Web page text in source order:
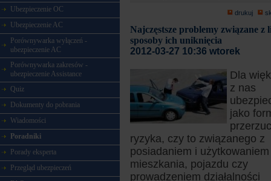
Ubezpieczenie OC
Ubezpieczenie AC
Porównywarka wyłączeń -
ubezpieczenie AC
Porównywarka zakresów -
ubezpieczenie Assistance
Quiz
Dokumenty do pobrania
Wiadomości
Poradniki
Porady eksperta
Przegląd ubezpieczeń
drukuj
Najczęstsze problemy związane
sposoby ich uniknięcia
2012-03-27 10:36 wtorek
Dla
z nas
jako
ryzyka, czy to związanego z
posiadaniem i użytkowaniem
mieszkania, pojazdu czy
prowadzeniem działalności